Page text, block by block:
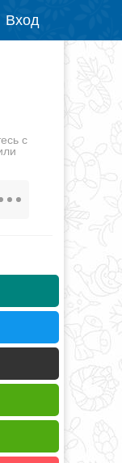
Вход
с